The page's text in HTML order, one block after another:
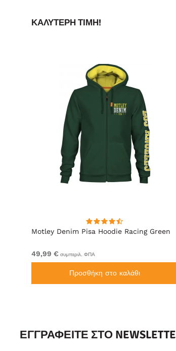
ΚΑΛΎΤΕΡΗ ΤΙΜΉ!
Motley Denim Pisa Hoodie Racing Green
49,99 € συμπεριλ. ΦΠΑ
Προσθήκη στο καλάθι
ΕΓΓΡΑΦΕΊΤΕ ΣΤΟ